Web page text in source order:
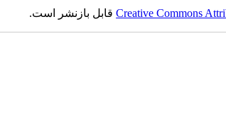
Creative Commonsقابل بازنشر است.